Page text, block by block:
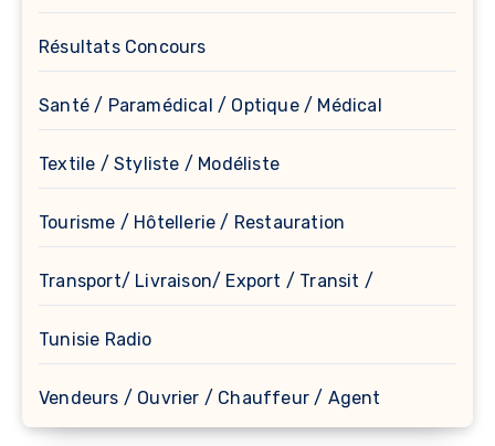
Résultats Concours
Santé / Paramédical / Optique / Médical
Textile / Styliste / Modéliste
Tourisme / Hôtellerie / Restauration
Transport/ Livraison/ Export / Transit /
Tunisie Radio
Vendeurs / Ouvrier / Chauffeur / Agent